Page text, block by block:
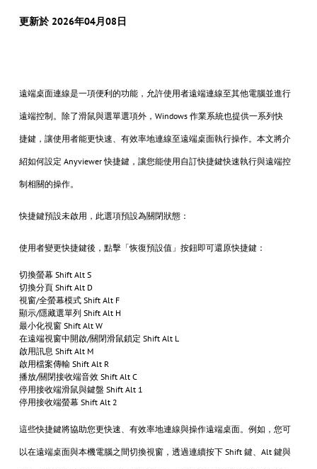
更新於 2026年04月08日
遠端桌面連線是一項便利的功能，允許使用者遠端連線至其他電腦並進行
遠端控制。除了滑鼠與選單選項外，Windows 作業系統也提供一系列快
捷鍵，讓使用者能更快速、有效率地連線至遠端桌面執行操作。本文將介
紹如何設定 Anyviewer 快捷鍵，讓您能使用自訂快捷鍵快速執行與遠端控
制相關的操作。
快捷鍵預設未啟用，此選項預設為關閉狀態：
使用者變更快捷鍵後，點擊「恢復預設值」按鈕即可還原快捷鍵：
切換螢幕 Shift Alt S
切換分頁 Shift Alt D
視窗/全螢幕模式 Shift Alt F
顯示/隱藏選單列 Shift Alt H
最小化視窗 Shift Alt W
在遠端視窗中開啟/關閉滑鼠鎖定 Shift Alt L
啟用訊息 Shift Alt M
啟用檔案傳輸 Shift Alt R
播放/關閉接收端音效 Shift Alt C
停用接收端滑鼠與鍵盤 Shift Alt 1
停用接收端螢幕 Shift Alt 2
這些快捷鍵將協助您更快速、有效率地連線與操作遠端桌面。例如，您可
以在遠端桌面與本機電腦之間切換視窗，透過連續按下 Shift 鍵、Alt 鍵與